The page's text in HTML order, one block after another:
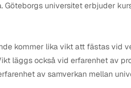
Göteborgs universitet erbjuder
kommer lika vikt att fästas vid
läggs också vid erfarenhet av
av samverkan mellan